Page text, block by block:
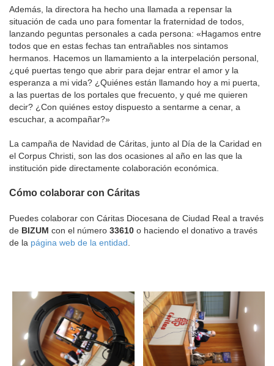
Además, la directora ha hecho una llamada a repensar la
situación de cada uno para fomentar la fraternidad de todos,
lanzando peguntas personales a cada persona: «Hagamos entre
todos que en estas fechas tan entrañables nos sintamos
hermanos. Hacemos un llamamiento a la interpelación personal,
¿qué puertas tengo que abrir para dejar entrar el amor y la
esperanza a mi vida? ¿Quiénes están llamando hoy a mi puerta,
a las puertas de los portales que frecuento, y qué me quieren
decir? ¿Con quiénes estoy dispuesto a sentarme a cenar, a
escuchar, a acompañar?»
La campaña de Navidad de Cáritas, junto al Día de la Caridad en
el Corpus Christi, son las dos ocasiones al año en las que la
institución pide directamente colaboración económica.
Cómo colaborar con Cáritas
Puedes colaborar con Cáritas Diocesana de Ciudad Real a través
de BIZUM con el número 33610 o haciendo el donativo a través
de la página web de la entidad